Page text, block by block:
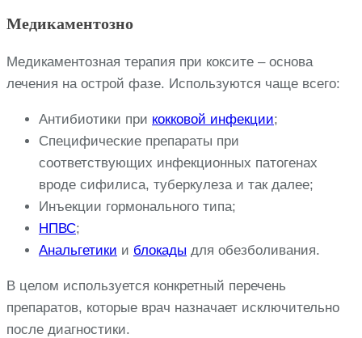
Медикаментозно
Медикаментозная терапия при коксите – основа
лечения на острой фазе. Используются чаще всего:
Антибиотики при кокковой инфекции;
Специфические препараты при
соответствующих инфекционных патогенах
вроде сифилиса, туберкулеза и так далее;
Инъекции гормонального типа;
НПВС;
Анальгетики и блокады для обезболивания.
В целом используется конкретный перечень
препаратов, которые врач назначает исключительно
после диагностики.